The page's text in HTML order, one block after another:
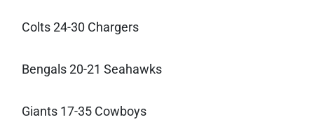
Colts 24-30 Chargers
Bengals 20-21 Seahawks
Giants 17-35 Cowboys